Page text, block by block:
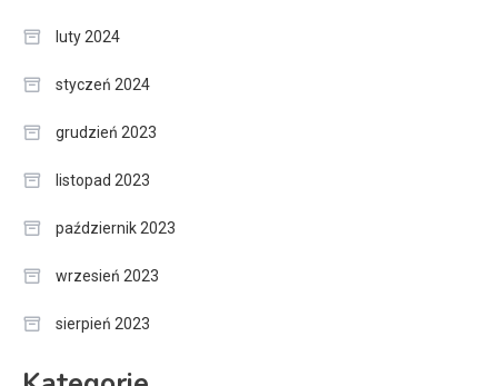
luty 2024
styczeń 2024
grudzień 2023
listopad 2023
październik 2023
wrzesień 2023
sierpień 2023